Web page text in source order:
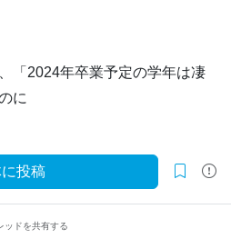
「2024年卒業予定の学年は凄
に
投稿
ッドを共有する